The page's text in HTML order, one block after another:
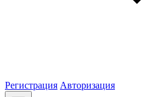
Регистрация Авторизация